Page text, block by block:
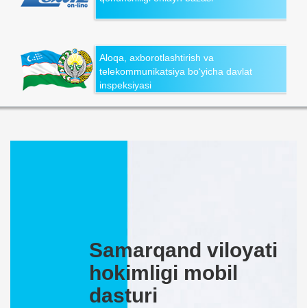
Aloqa, axborotlashtirish va
telekommunikatsiya bo‘yicha davlat
inspeksiyasi
Samarqand viloyati
hokimligi mobil
dasturi